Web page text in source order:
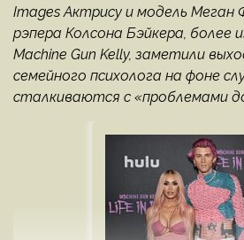
Images Актрису и модель Меган
рэпера Колсона Бэйкера, более
Machine Gun Kelly, заметили
семейного психолога на фоне
сталкиваются с «проблемами